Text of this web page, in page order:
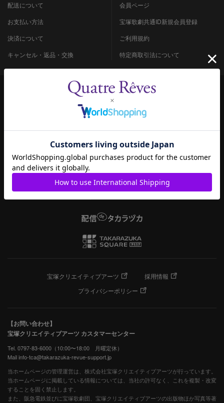
配送について
お支払い方法
決済について
キャンセル・返品・交換
会員ページ
宝塚歌劇共通ID新規会員登録
ご利用規約
特定商取引法について
宝塚クリエイティブアーツ
採用情報
プライバシーポリシー
【お問い合わせ】
宝塚クリエイティブアーツ カスタマーセンター
Tel. 0797-83-6000（10:00〜18:00 月曜定休）
Mail info-tca@takarazuka-revue-support.jp
当ホームページの管理運営は、株式会社宝塚クリエイティブアーツが行っています。
当ホームページに掲載している情報については、当社の許可なく、これを複製・改変
することを固く禁止します。
また、阪急電鉄並びに宝塚歌劇団、宝塚クリエイティブアーツの出版物ほか写真等著